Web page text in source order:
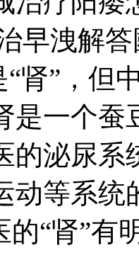
早洩解
“肾”，但
是一个蚕
的泌尿
动等系统
的“肾”